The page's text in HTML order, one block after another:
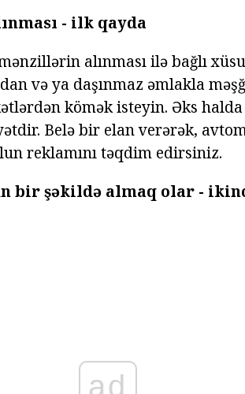
- ilk qayda
alınması ilə bağlı
və ya daşınmaz əmlakla
kömək isteyin. Əks
Belə bir elan verərək,
reklamını təqdim edirsiniz.
bir şəkildə almaq olar -
ad